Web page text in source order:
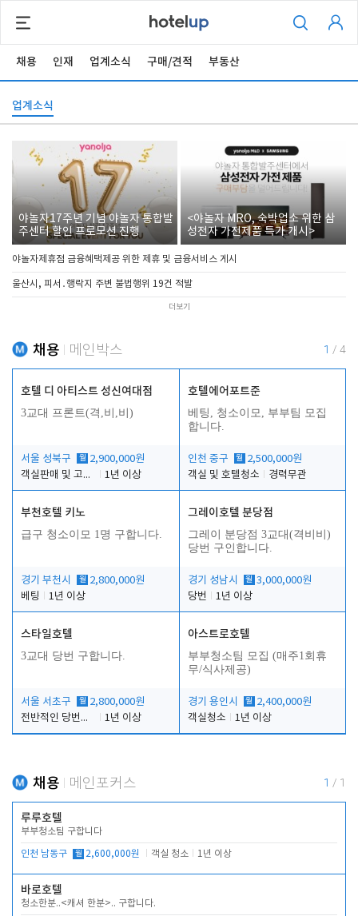
채용 인재 업계소식 구매/견적 부동산
업계소식
야놀자17주년 기념 야놀자 통합발
주센터 할인 프로모션 진행
<야놀자 MRO, 숙박업소 위한 삼
성전자 가전제품 특가 개시>
야놀자제휴점 금융혜택제공 위한 제휴 및 금융서비스 게시
울산시, 피서․행락지 주변 불법행위 19건 적발
더보기
채용 메인박스 1 / 4
호텔 디 아티스트 성신여대점
3교대 프론트(격,비,비)
서울 성북구 월 2,900,000원
객실판매 및 고객응대
1년 이상
호텔에어포트준
베팅, 청소이모, 부부팀 모집
합니다.
인천 중구 월 2,500,000원
객실 및 호텔청소
경력무관
부천호텔 키노
급구 청소이모 1명 구합니다.
경기 부천시 월 2,800,000원
베팅
1년 이상
그레이호텔 분당점
그레이 분당점 3교대(격비비)
당번 구인합니다.
경기 성남시 월 3,000,000원
당번
1년 이상
스타일호텔
3교대 당번 구합니다.
서울 서초구 월 2,800,000원
전반적인 당번업무
1년 이상
아스트로호텔
부부청소팀 모집 (매주1회휴
무/식사제공)
경기 용인시 월 2,400,000원
객실청소
1년 이상
채용 메인포커스 1 / 1
루루호텔
부부청소팀 구합니다
인천 남동구 월 2,600,000원 객실 청소 1년 이상
바로호텔
청소한분..<캐셔 한분>.. 구합니다.